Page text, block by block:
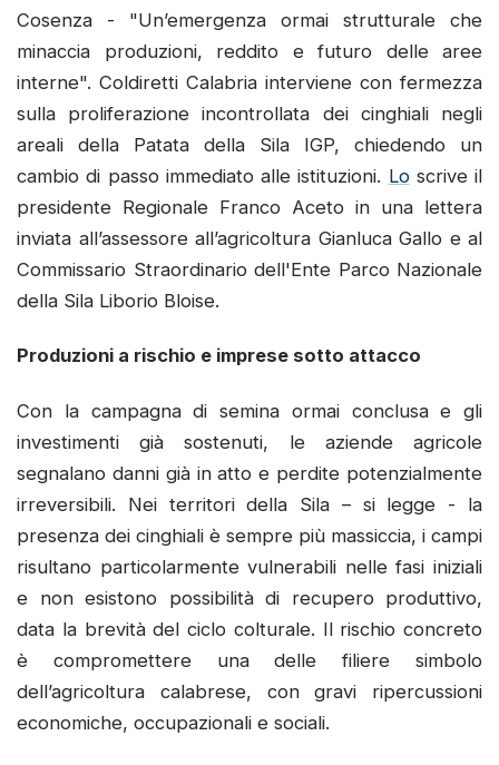
Cosenza - "Un’emergenza ormai strutturale che
minaccia produzioni, reddito e futuro delle aree
interne". Coldiretti Calabria interviene con fermezza
sulla proliferazione incontrollata dei cinghiali negli
areali della Patata della Sila IGP, chiedendo un
cambio di passo immediato alle istituzioni. Loscrive il
presidente Regionale Franco Aceto in una lettera
inviata all’assessore all’agricoltura Gianluca Gallo e al
Commissario Straordinario dell'Ente Parco Nazionale
della Sila Liborio Bloise.
Produzioni a rischio e imprese sotto attacco
Con la campagna di semina ormai conclusa e gli
investimenti già sostenuti, le aziende agricole
segnalano danni già in atto e perdite potenzialmente
irreversibili. Nei territori della Sila – si legge - la
presenza dei cinghiali è sempre più massiccia, i campi
risultano particolarmente vulnerabili nelle fasi iniziali
e non esistono possibilità di recupero produttivo,
data la brevità del ciclo colturale. Il rischio concreto
è compromettere una delle filiere simbolo
dell’agricoltura calabrese, con gravi ripercussioni
economiche, occupazionali e sociali.